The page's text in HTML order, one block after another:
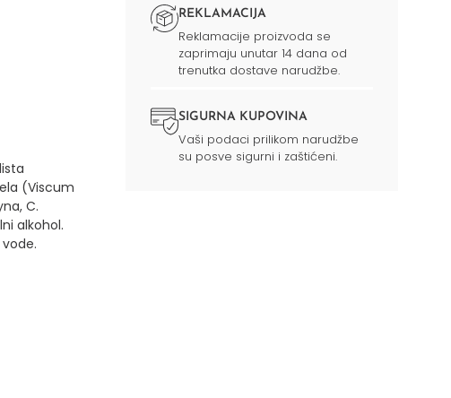
(Viscum
C.
alkohol.
REKLAMACIJA
Reklamacije proizvoda se
zaprimaju unutar 14 dana od
trenutka dostave narudžbe.
SIGURNA KUPOVINA
Vaši podaci prilikom narudžbe
su posve sigurni i zaštićeni.